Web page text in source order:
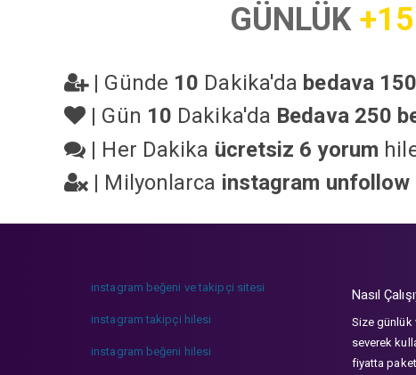
GÜNLÜK
| Günde 10 Dakika'da bedava
| Gün 10 Dakika'da Bedava 250
| Her Dakika ücretsiz 6 yorum
| Milyonlarca instagram unfollow
instagram beğeni ve takipçi sitesi
instagram takipçi hilesi
instagram beğeni hilesi
Nasıl
Size günlük
severek
fiyatta